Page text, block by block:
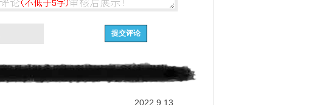
2022.9.13